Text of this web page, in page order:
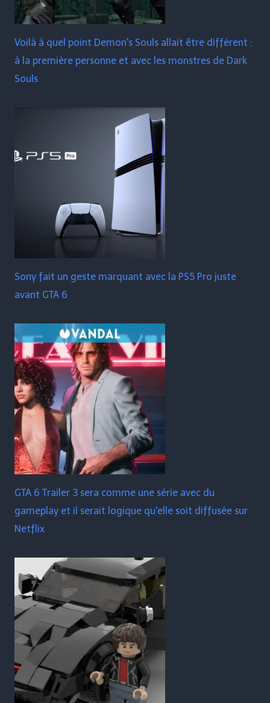
Voilà à quel point Demon's Souls allait être différent :
à la première personne et avec les monstres de Dark
Souls
Sony fait un geste marquant avec la PS5 Pro juste
avant GTA 6
GTA 6 Trailer 3 sera comme une série avec du
gameplay et il serait logique qu'elle soit diffusée sur
Netflix